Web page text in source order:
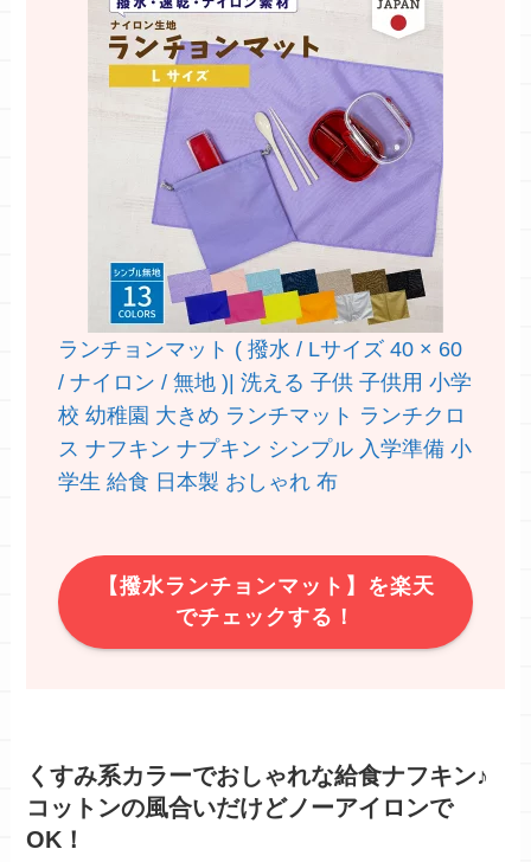
ランチョンマット ( 撥水 / Lサイズ 40 × 60
/ ナイロン / 無地 )| 洗える 子供 子供用 小学
校 幼稚園 大きめ ランチマット ランチクロ
ス ナフキン ナプキン シンプル 入学準備 小
学生 給食 日本製 おしゃれ 布
【撥水ランチョンマット】を楽天
でチェックする！
くすみ系カラーでおしゃれな給食ナフキン♪
コットンの風合いだけどノーアイロンで
OK！